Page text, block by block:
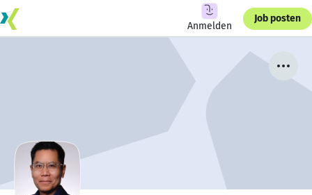
Anmelden
Job posten